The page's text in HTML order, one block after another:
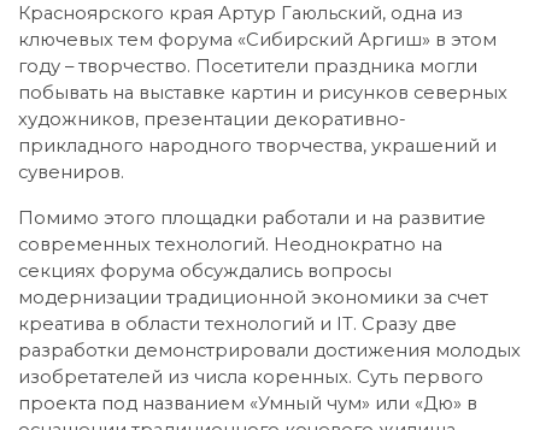
Красноярского края Артур Гаюльский, одна из
ключевых тем форума «Сибирский Аргиш» в этом
году – творчество. Посетители праздника могли
побывать на выставке картин и рисунков северных
художников, презентации декоративно-
прикладного народного творчества, украшений и
сувениров.
Помимо этого площадки работали и на развитие
современных технологий. Неоднократно на
секциях форума обсуждались вопросы
модернизации традиционной экономики за счет
креатива в области технологий и IT. Сразу две
разработки демонстрировали достижения молодых
изобретателей из числа коренных. Суть первого
проекта под названием «Умный чум» или «Дю» в